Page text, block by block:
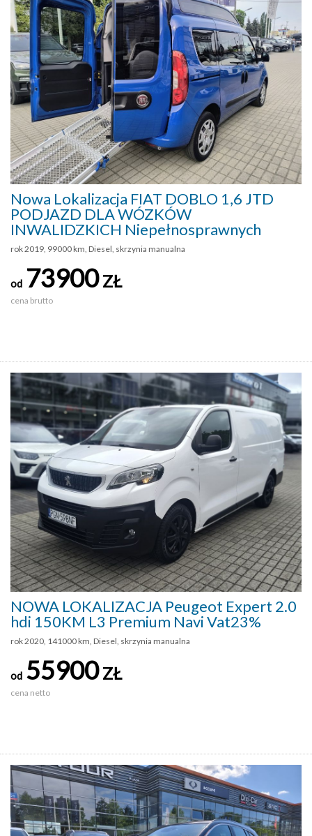
Nowa Lokalizacja FIAT DOBLO 1,6 JTD
PODJAZD DLA WÓZKÓW
INWALIDZKICH Niepełnosprawnych
rok 2019, 99000 km, Diesel, skrzynia manualna
od 73900ZŁ
cena brutto
NOWA LOKALIZACJA Peugeot Expert 2.0
hdi 150KM L3 Premium Navi Vat23%
rok 2020, 141000 km, Diesel, skrzynia manualna
od 55900ZŁ
cena netto